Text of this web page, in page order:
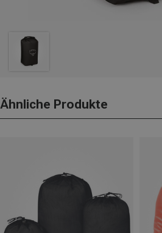
Ähnliche Produkte